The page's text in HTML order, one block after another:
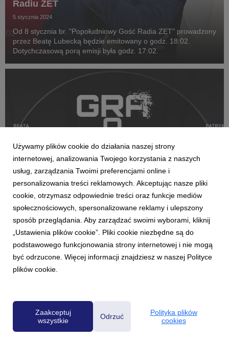
Radiu ZET
5 stycznia 2024
Od 8 stycznia br. "Popołudniowy Gość Radia ZET" prowadzony
przez Beatę Lubecką będzie emitowany o godz. 18:02.
Dotychczasową porą emisji była godz. 17:02.
AKTUALNOŚCI
„Gra o głosy” - wspólny program Wirtualnej
Polski i Radia ZET
17 sierpnia 2023
Wirtualna Polska i Radio ZET połączyły siły w kampanii
wyborczej. Redakcje wspólnie będą przygotowywać specjalny
program „Gra o głosy”. W każdym odcinku duet prowadzących
Używamy plików cookie do działania naszej strony
internetowej, analizowania Twojego korzystania z naszych
usług, zarządzania Twoimi preferencjami online i
personalizowania treści reklamowych. Akceptując nasze pliki
cookie, otrzymasz odpowiednie treści oraz funkcje mediów
społecznościowych, spersonalizowane reklamy i ulepszony
sposób przeglądania. Aby zarządzać swoimi wyborami, kliknij
„Ustawienia plików cookie”. Pliki cookie niezbędne są do
podstawowego funkcjonowania strony internetowej i nie mogą
być odrzucone. Więcej informacji znajdziesz w naszej Polityce
plików cookie.
Zaakceptuj
wszystkie
Odrzuć
Polityka plików
cookies